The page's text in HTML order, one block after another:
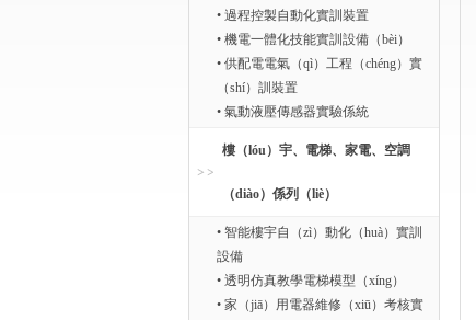
• 過程控製自動化實訓裝置
• 機電一體化技能實訓設備（bèi）
• 供配電電氣（qì）工程（chéng）實
（shí）訓裝置
• 氣動液壓傳感器實驗係統
樓（lóu）宇、電梯、家電、空調
（diào）係列（liè）
• 智能樓宇自（zì）動化（huà）實訓
設備
• 透明仿真教學電梯模型（xíng）
• 家（jiā）用電器維修（xiū）考核實